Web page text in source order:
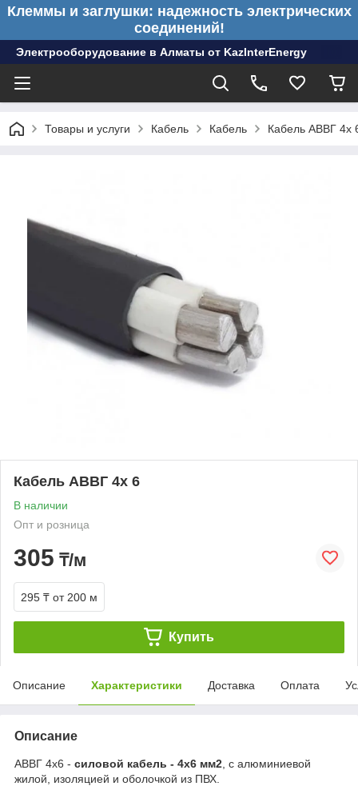
Клеммы и заглушки: надежность электрических
соединений!
Электрооборудование в Алматы от KazInterEnergy
Товары и услуги Кабель Кабель Кабель АВВГ 4х
Кабель АВВГ 4х 6
В наличии
Опт и розница
305 ₸/м
295 ₸ от 200 м
Купить
Описание Характеристики Доставка Оплата
Описание
АВВГ 4х6 - силовой кабель - 4х6 мм2 , с алюминиевой
жилой, изоляцией и оболочкой из ПВХ.